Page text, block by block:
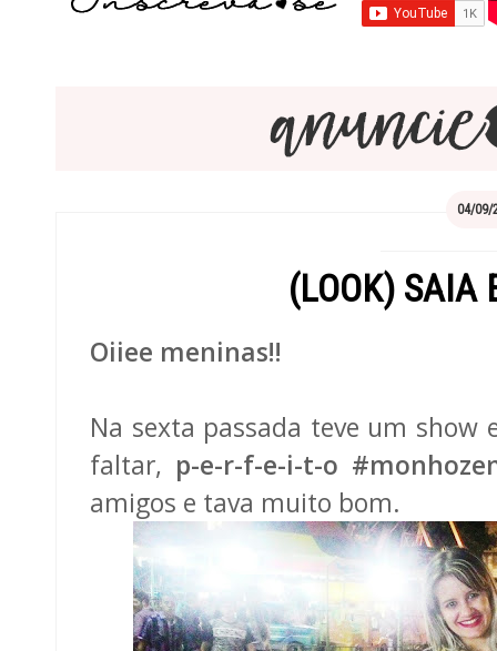
04/09/
(LOOK) SAIA
Oiiee meninas!!
Na sexta passada teve um
faltar, p-e-r-f-e-i-t-o
amigos e tava muito bom.